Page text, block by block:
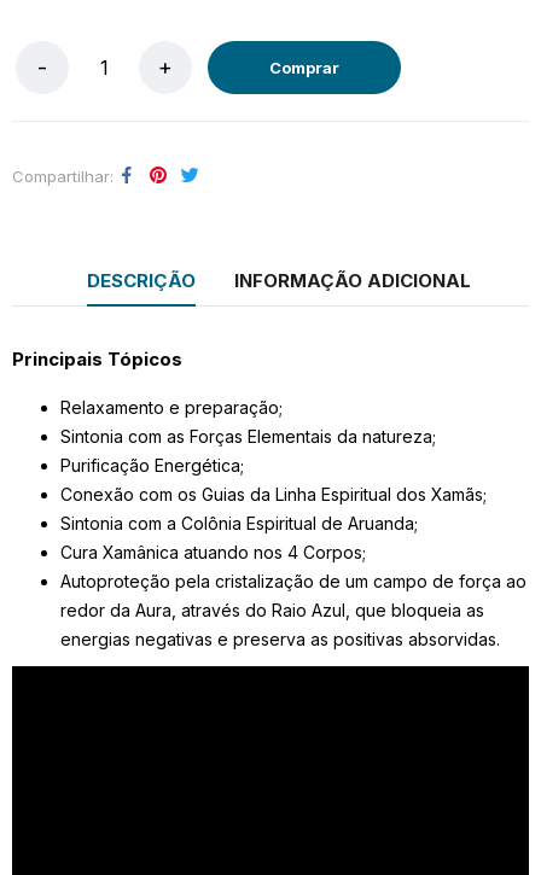
Comprar
Compartilhar
DESCRIÇÃO INFORMAÇÃO ADICIONAL
Principais Tópicos
Relaxamento e preparação;
Sintonia com as Forças Elementais da natureza;
Purificação Energética;
Conexão com os Guias da Linha Espiritual dos Xamãs;
Sintonia com a Colônia Espiritual de Aruanda;
Cura Xamânica atuando nos 4 Corpos;
Autoproteção pela cristalização de um campo de força ao
redor da Aura, através do Raio Azul, que bloqueia as
energias negativas e preserva as positivas absorvidas.